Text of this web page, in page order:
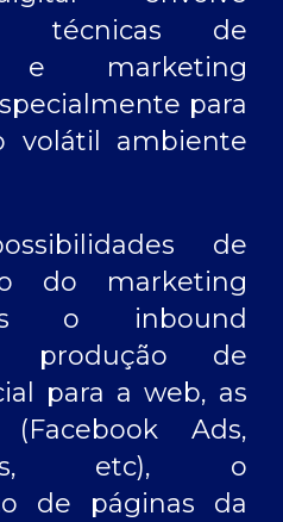
técnicas de
e marketing
para
volátil ambiente
de
do marketing
o inbound
produção de
para a web, as
Ads,
etc), o
de páginas da